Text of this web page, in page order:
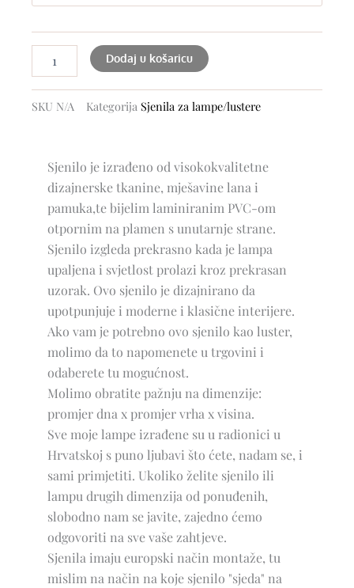
Dodaj u košaricu
SKU N/A Kategorija Sjenila za lampe/lustere
Sjenilo je izrađeno od visokokvalitetne
dizajnerske tkanine, mješavine lana i
pamuka,te bijelim laminiranim PVC-om
otpornim na plamen s unutarnje strane.
Sjenilo izgleda prekrasno kada je lampa
upaljena i svjetlost prolazi kroz prekrasan
uzorak. Ovo sjenilo je dizajnirano da
upotpunjuje i moderne i klasične interijere.
Ako vam je potrebno ovo sjenilo kao luster,
molimo da to napomenete u trgovini i
odaberete tu mogućnost.
Molimo obratite pažnju na dimenzije:
promjer dna x promjer vrha x visina.
Sve moje lampe izrađene su u radionici u
Hrvatskoj s puno ljubavi što ćete, nadam se, i
sami primjetiti. Ukoliko želite sjenilo ili
lampu drugih dimenzija od ponuđenih,
slobodno nam se javite, zajedno ćemo
odgovoriti na sve vaše zahtjeve.
Sjenila imaju europski način montaže, tu
mislim na način na koje sjenilo "sjeda" na